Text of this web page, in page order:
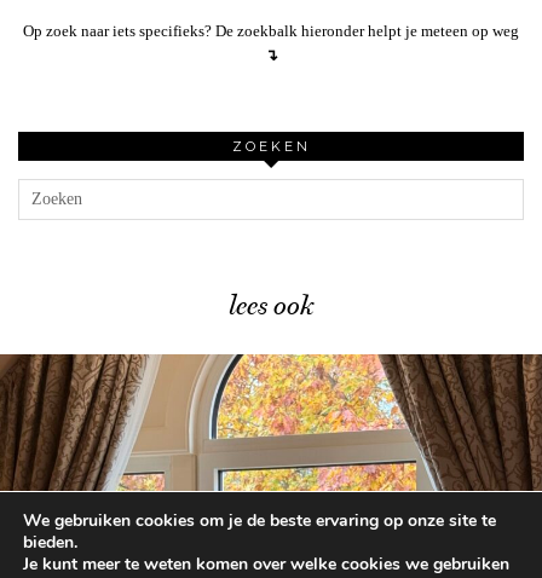
Op zoek naar iets specifieks? De zoekbalk hieronder helpt je meteen op weg
↴
ZOEKEN
lees ook
Overnachten in het Disneyland …
We gebruiken cookies om je de beste ervaring op onze site te
bieden.
Je kunt meer te weten komen over welke cookies we gebruiken